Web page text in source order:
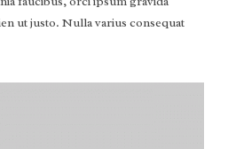
ut justo. Nulla varius consequat